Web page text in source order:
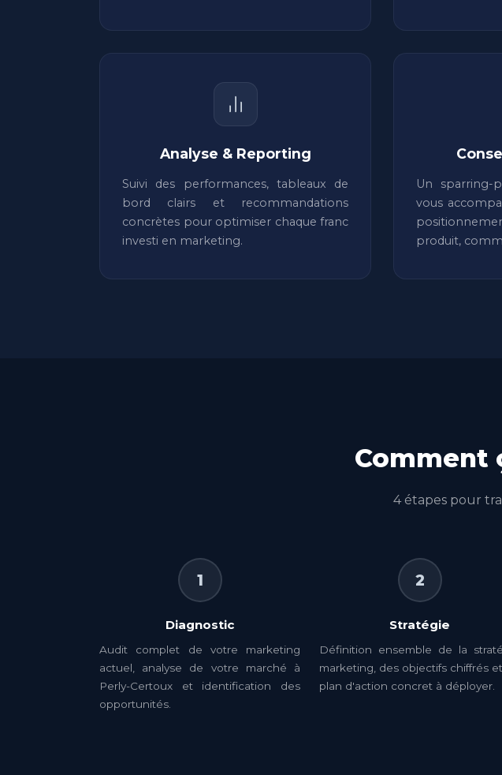
Analyse & Reporting
Suivi des performances, tableaux de
bord clairs et recommandations
concrètes pour optimiser chaque franc
investi en marketing.
Un sparring-
vous
produit,
Comment
4 étapes pour
1
Diagnostic
Audit complet de votre marketing
actuel, analyse de votre marché à
Perly-Certoux et identification des
opportunités.
2
Stratégie
Définition ensemble de la
marketing, des objectifs chiffrés
plan d'action concret à déployer.